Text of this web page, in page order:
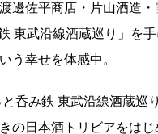
邊佐平商店・片山酒造​
東武沿線酒蔵巡り」を
う幸せを体感中。
呑み鉄 東武沿線酒蔵巡
の日本酒トリビアをは